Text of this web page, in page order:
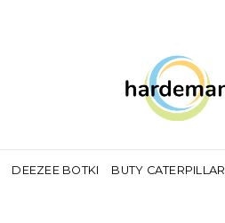
DEEZEE BOTKI BUTY CATERPILLAR